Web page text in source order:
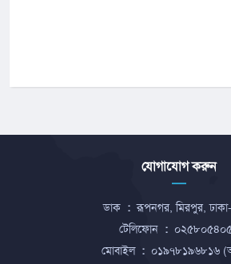
যোগাযোগ করুন
ডাক : রূপনগর, মিরপুর,
টেলিফোন :
মোবাইল : ০১৯৭৮১৯৬৮১৬